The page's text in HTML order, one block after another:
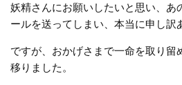
妖精さんにお願いしたいと思い、あ
ールを送ってしまい、本当に申し訳
ですが、おかげさまで一命を取り留
移りました。